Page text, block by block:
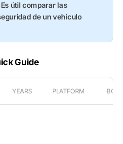
útil comparar las
de un vehículo
Guide
YEARS PLATFORM